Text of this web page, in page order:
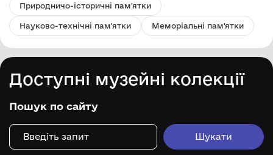
Природничо-історичні пам'ятки
Науково-технічні пам'ятки Меморіальні пам'ятки
Доступні музейні колекції
Пошук по сайту